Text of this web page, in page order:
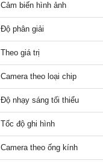
Cảm biến hình ảnh
Độ phân giải
Theo giá trị
Camera theo loại chip
Độ nhạy sáng tối thiểu
Tốc độ ghi hình
Camera theo ống kính